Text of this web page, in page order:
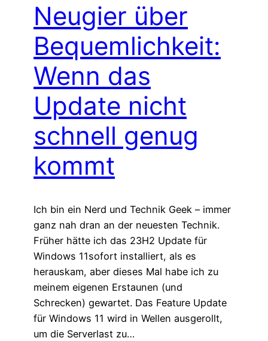
Neugier über
Bequemlichkeit:
Wenn das
Update nicht
schnell genug
kommt
Ich bin ein Nerd und Technik Geek – immer
ganz nah dran an der neuesten Technik.
Früher hätte ich das 23H2 Update für
Windows 11sofort installiert, als es
herauskam, aber dieses Mal habe ich zu
meinem eigenen Erstaunen (und
Schrecken) gewartet. Das Feature Update
für Windows 11 wird in Wellen ausgerollt,
um die Serverlast zu…